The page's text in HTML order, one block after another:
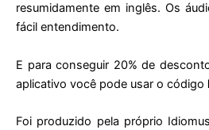
resumidamente em inglês. Os
fácil entendimento.
E para conseguir 20% de
aplicativo você pode usar o código
Foi produzido pela próprio